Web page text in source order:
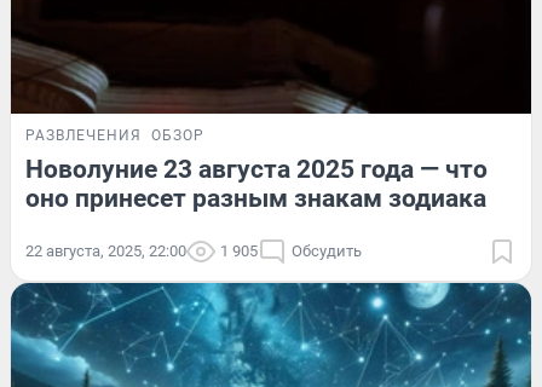
РАЗВЛЕЧЕНИЯ ОБЗОР
Новолуние 23 августа 2025 года — что
оно принесет разным знакам зодиака
22 августа, 2025, 22:00 1 905 Обсудить